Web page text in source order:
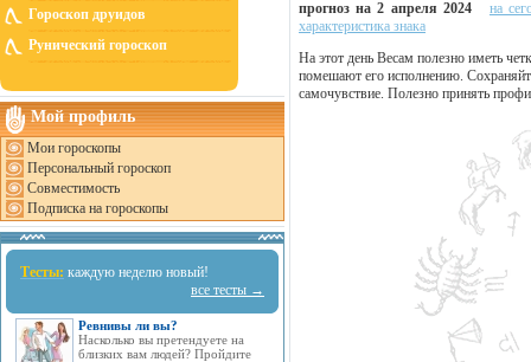
Гороскоп друидов
Рунический гороскоп
Мой профиль
Мои гороскопы
Персональный гороскоп
Совместимость
Подписка на гороскопы
Тесты: каждую неделю новый!
все тесты →
Ревнивы ли вы?
Насколько вы претендуете на
близких вам людей? Пройдите
прогноз на 2 апреля 2024
на
характеристика знака
На этот день Весам полезно иметь
помешают его исполнению.
самочувствие. Полезно принять